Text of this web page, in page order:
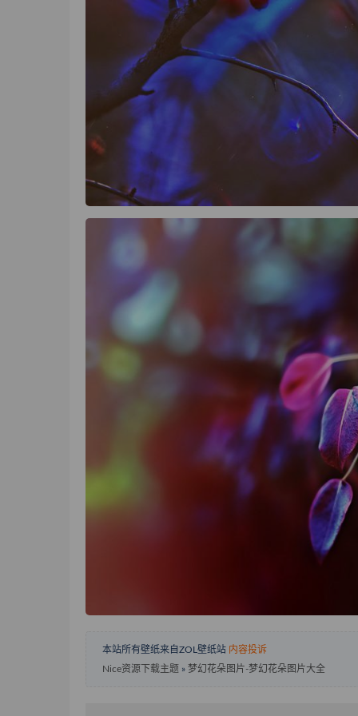
本站所有壁纸来自ZOL壁纸站 内容投诉
Nice资源下载主题 » 梦幻花朵图片-梦幻花朵图片大全